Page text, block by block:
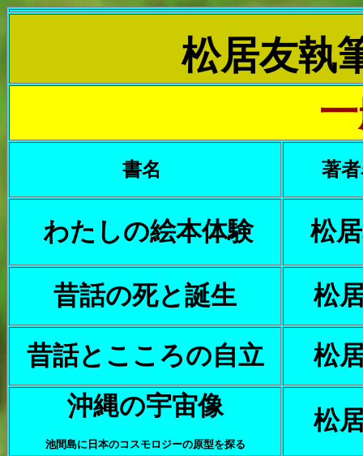
松居友執
書名 著
わたしの絵本体験 松
昔話の死と誕生 松
昔話とこころの自立
松
沖縄の宇宙像
池間島に日本のコスモロジーの原型を探る
松